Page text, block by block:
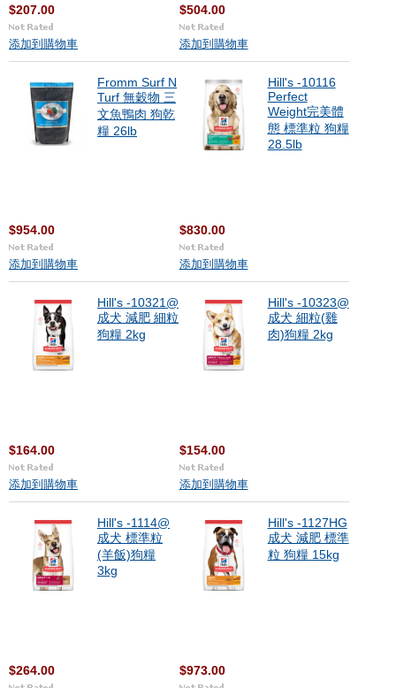
$207.00
添加到購物車
$504.00
添加到購物車
Fromm Surf N
Turf 無穀物 三
文魚鴨肉 狗乾
糧 26lb
$954.00
添加到購物車
Hill's -10116
Perfect
Weight完美體
態 標準粒 狗糧
28.5lb
$830.00
添加到購物車
Hill's -10321@
成犬 減肥 細粒
狗糧 2kg
$164.00
添加到購物車
Hill's -10323@
成犬 細粒(雞
肉)狗糧 2kg
$154.00
添加到購物車
Hill's -1114@
成犬 標準粒
(羊飯)狗糧
3kg
$264.00
Hill's -1127HG
成犬 減肥 標準
粒 狗糧 15kg
$973.00